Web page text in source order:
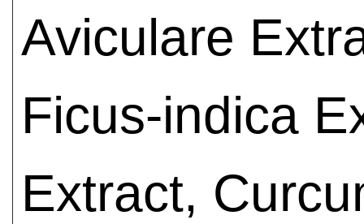
Aviculare
Ficus-indica
Extract,